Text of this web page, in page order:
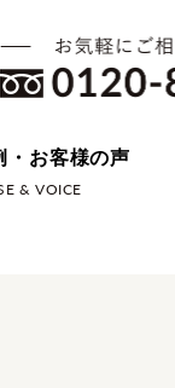
・お客様の声
& VOICE